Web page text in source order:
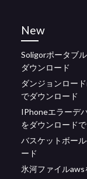
New
Soligorポータブ
ダウンロード
ダンジョンロー
でダウンロード
IPhoneエラーデ
をダウンロード
バスケットボー
ード
氷河ファイル